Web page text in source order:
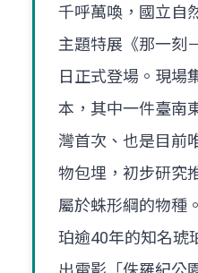
千呼萬喚，國立自
主題特展《那一刻
日正式登場。現場
本，其中一件臺南
灣首次、也是目前
物包埋，初步研究
屬於蛛形綱的物種
珀逾40年的知名琥